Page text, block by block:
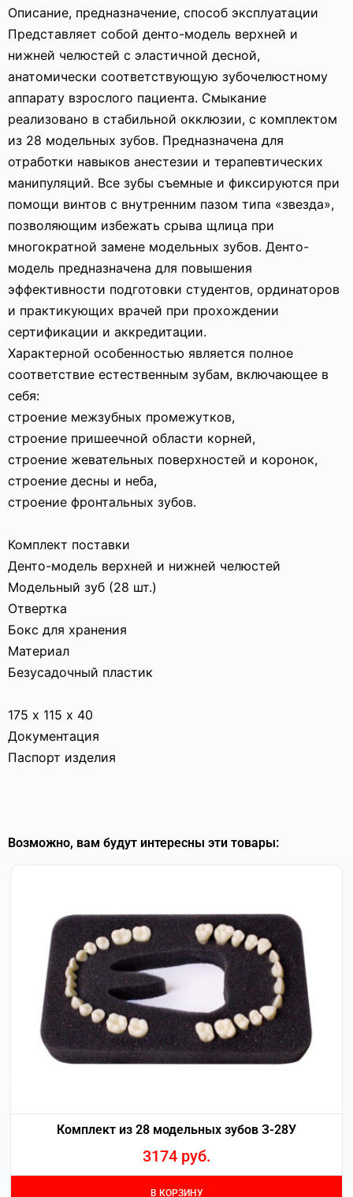
Описание, предназначение, способ эксплуатации
Представляет собой денто-модель верхней и
нижней челюстей с эластичной десной,
анатомически соответствующую зубочелюстному
аппарату взрослого пациента. Смыкание
реализовано в стабильной окклюзии, с комплектом
из 28 модельных зубов. Предназначена для
отработки навыков анестезии и терапевтических
манипуляций. Все зубы съемные и фиксируются при
помощи винтов с внутренним пазом типа «звезда»,
позволяющим избежать срыва щлица при
многократной замене модельных зубов. Денто-
модель предназначена для повышения
эффективности подготовки студентов, ординаторов
и практикующих врачей при прохождении
сертификации и аккредитации.
Характерной особенностью является полное
соответствие естественным зубам, включающее в
себя:
строение межзубных промежутков,
строение пришеечной области корней,
строение жевательных поверхностей и коронок,
строение десны и неба,
строение фронтальных зубов.
Комплект поставки
Денто-модель верхней и нижней челюстей
Модельный зуб (28 шт.)
Отвертка
Бокс для хранения
Материал
Безусадочный пластик
175 х 115 х 40
Документация
Паспорт изделия
Возможно, вам будут интересны эти товары:
Комплект из 28 модельных зубов З-28У
3174 руб.
В КОРЗИНУ